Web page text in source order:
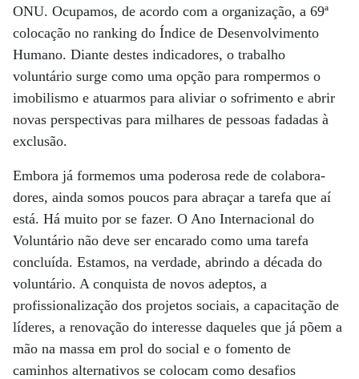
ONU. Ocupamos, de acordo com a organização, a 69ª
colocação no ranking do Índice de Desenvolvimento
Humano. Diante destes indicadores, o trabalho
voluntário surge como uma opção para rompermos o
imobilismo e atuarmos para aliviar o sofrimento e abrir
novas perspectivas para milhares de pessoas fadadas à
exclusão.
Embora já formemos uma poderosa rede de colabora-
dores, ainda somos poucos para abraçar a tarefa que aí
está. Há muito por se fazer. O Ano Internacional do
Voluntário não deve ser encarado como uma tarefa
concluída. Estamos, na verdade, abrindo a década do
voluntário. A conquista de novos adeptos, a
profissionalização dos projetos sociais, a capacitação de
líderes, a renovação do interesse daqueles que já põem a
mão na massa em prol do social e o fomento de
caminhos alternativos se colocam como desafios